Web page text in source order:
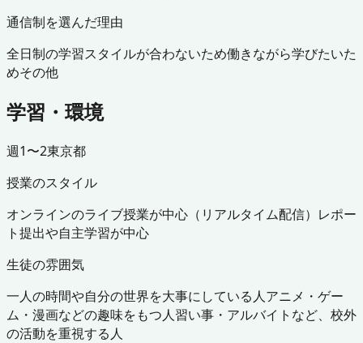
通信制を選んだ理由
全日制の学習スタイルが合わないため働きながら学びたいた
めその他
学習・環境
週1〜2東京都
授業のスタイル
オンラインのライブ授業が中心（リアルタイム配信） レポー
ト提出や自主学習が中心
生徒の雰囲気
一人の時間や自分の世界を大事にしている人アニメ・ゲー
ム・漫画などの趣味をもつ人習い事・アルバイトなど、校外
の活動を重視する人